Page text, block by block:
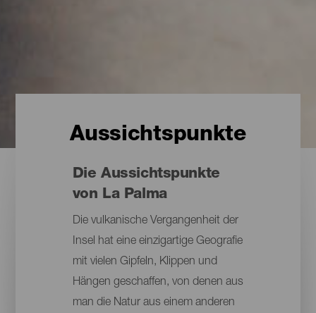
Aussichtspunkte
Die Aussichtspunkte
von La Palma
Die vulkanische Vergangenheit der
Insel hat eine einzigartige Geografie
mit vielen Gipfeln, Klippen und
Hängen geschaffen, von denen aus
man die Natur aus einem anderen